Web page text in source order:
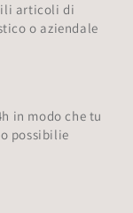
articoli di
o aziendale
in modo che tu
possibilie